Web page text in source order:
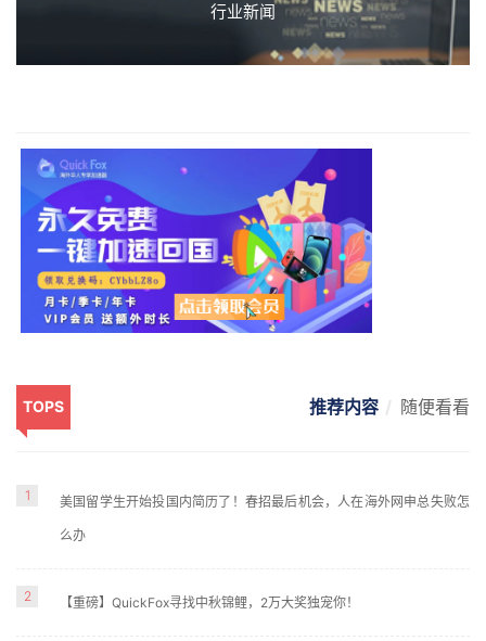
行业新闻
TOPS 推荐内容 随便看看
1 美国留学生开始投国内简历了！春招最后机会，人在海外网申总失败怎
么办
2 【重磅】QuickFox寻找中秋锦鲤，2万大奖独宠你！